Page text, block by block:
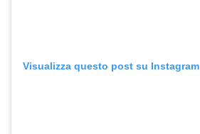
Visualizza questo post su Instagram